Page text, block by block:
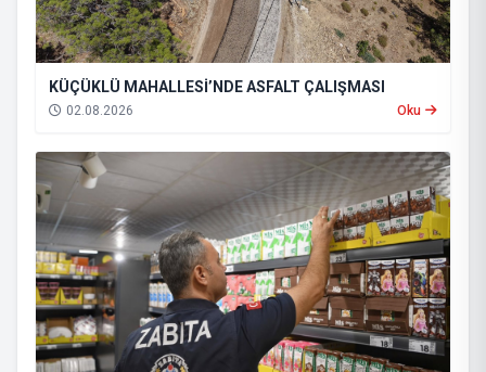
KÜÇÜKLÜ MAHALLESİ’NDE ASFALT ÇALIŞMASI
02.08.2026 Oku